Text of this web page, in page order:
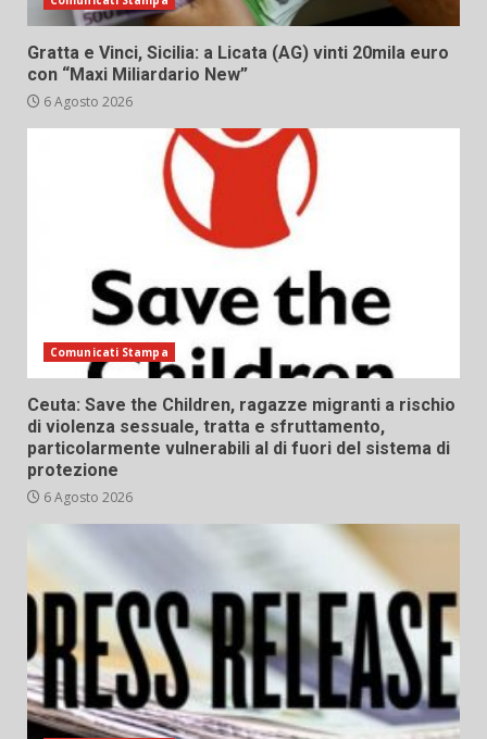
Gratta e Vinci, Sicilia: a Licata (AG) vinti 20mila euro
con “Maxi Miliardario New”
6 Agosto 2026
Comunicati Stampa
Ceuta: Save the Children, ragazze migranti a rischio
di violenza sessuale, tratta e sfruttamento,
particolarmente vulnerabili al di fuori del sistema di
protezione
6 Agosto 2026